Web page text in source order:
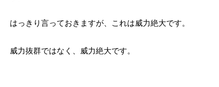
はっきり言っておきますが、これは威力絶大です。
威力抜群ではなく、威力絶大です。